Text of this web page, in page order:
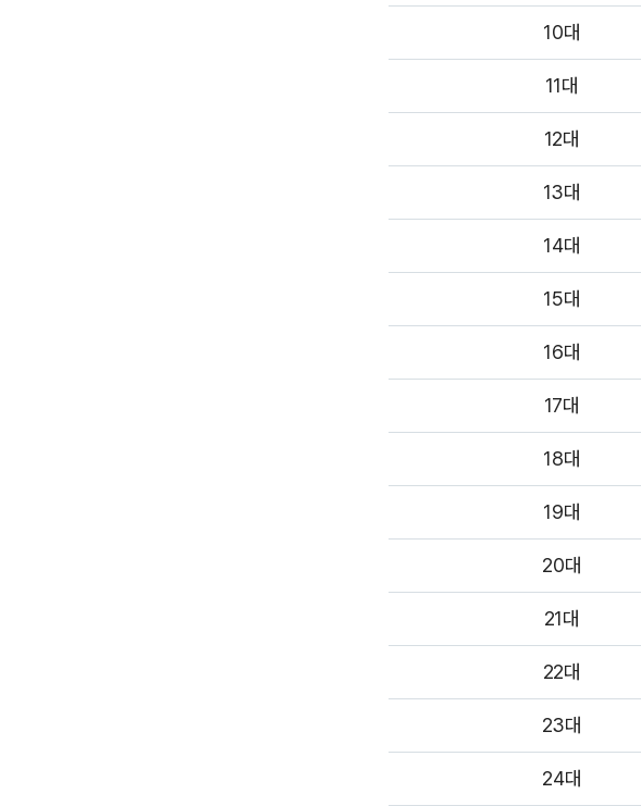
10대
11대
12대
13대
14대
15대
16대
17대
18대
19대
20대
21대
22대
23대
24대